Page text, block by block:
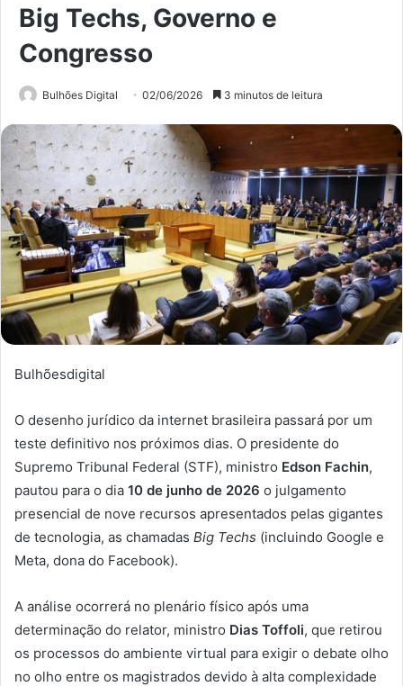
Big Techs, Governo e
Congresso
Bulhões Digital 02/06/2026 3 minutos de leitura
Bulhõesdigital
O desenho jurídico da internet brasileira passará por um
teste definitivo nos próximos dias. O presidente do
Supremo Tribunal Federal (STF), ministro Edson Fachin,
pautou para o dia 10 de junho de 2026 o julgamento
presencial de nove recursos apresentados pelas gigantes
de tecnologia, as chamadas Big Techs (incluindo Google e
Meta, dona do Facebook).
A análise ocorrerá no plenário físico após uma
determinação do relator, ministro Dias Toffoli, que retirou
os processos do ambiente virtual para exigir o debate olho
no olho entre os magistrados devido à alta complexidade